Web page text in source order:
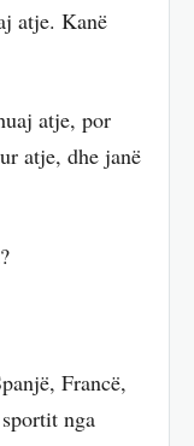
atje. Kanë
atje, por
atje, dhe janë
Francë,
nga